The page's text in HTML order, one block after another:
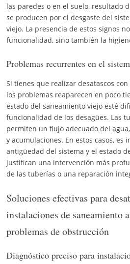
las paredes o en el suelo, resultado
se producen por el desgaste del
viejo. La presencia de estos signos
funcionalidad, sino también la
Problemas recurrentes en el
Si tienes que realizar desatascos
los problemas reaparecen en poco
estado del saneamiento viejo esté
funcionalidad de los desagües. Las
permiten un flujo adecuado del
y acumulaciones. En estos casos, es
antigüedad del sistema y el estado
justifican una intervención más
de las tuberías o una reparación
Soluciones efectivas para
instalaciones de saneamiento
problemas de obstrucción
Diagnóstico preciso para